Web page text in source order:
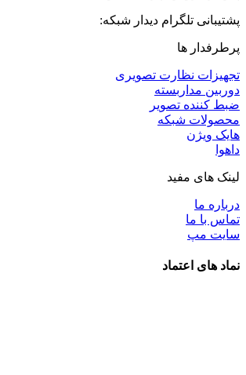
پشتیبانی تلگرام دیدار شبکه:
پرطرفدار ها
تجهیزات نظارت تصویری
دوربین مداربسته
ضبط کننده تصویر
محصولات شبکه
هایک ویژن
داهوا
لینک های مفید
درباره ما
تماس با ما
سایت مپ
نماد های اعتماد